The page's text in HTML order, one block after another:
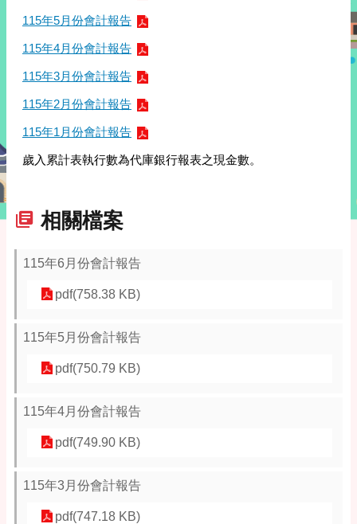
115年5月份會計報告
115年4月份會計報告
115年3月份會計報告
115年2月份會計報告
115年1月份會計報告
歲入累計表執行數為代庫銀行報表之現金數。
相關檔案
115年6月份會計報告
pdf(758.38 KB)
115年5月份會計報告
pdf(750.79 KB)
115年4月份會計報告
pdf(749.90 KB)
115年3月份會計報告
pdf(747.18 KB)